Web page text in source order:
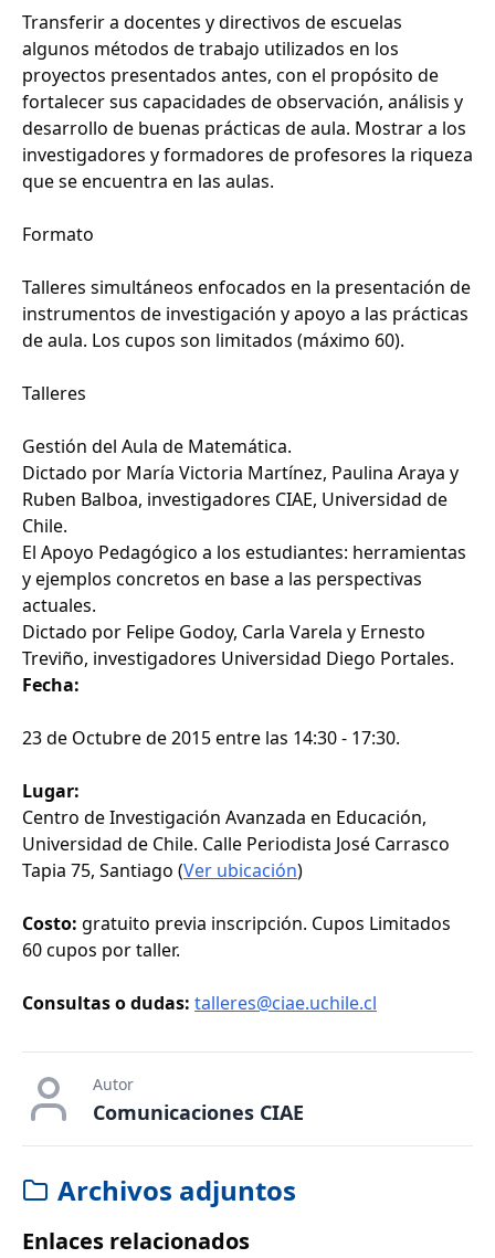
Transferir a docentes y directivos de escuelas
algunos métodos de trabajo utilizados en los
proyectos presentados antes, con el propósito de
fortalecer sus capacidades de observación, análisis y
desarrollo de buenas prácticas de aula. Mostrar a los
investigadores y formadores de profesores la riqueza
que se encuentra en las aulas.
Formato
Talleres simultáneos enfocados en la presentación de
instrumentos de investigación y apoyo a las prácticas
de aula. Los cupos son limitados (máximo 60).
Talleres
Gestión del Aula de Matemática.
Dictado por María Victoria Martínez, Paulina Araya y
Ruben Balboa, investigadores CIAE, Universidad de
Chile.
El Apoyo Pedagógico a los estudiantes: herramientas
y ejemplos concretos en base a las perspectivas
actuales.
Dictado por Felipe Godoy, Carla Varela y Ernesto
Treviño, investigadores Universidad Diego Portales.
Fecha:
23 de Octubre de 2015 entre las 14:30 - 17:30.
Lugar:
Centro de Investigación Avanzada en Educación,
Universidad de Chile. Calle Periodista José Carrasco
Tapia 75, Santiago (Ver ubicación)
Costo: gratuito previa inscripción. Cupos Limitados
60 cupos por taller.
Consultas o dudas: talleres@ciae.uchile.cl
Autor
Comunicaciones CIAE
Archivos adjuntos
Enlaces relacionados